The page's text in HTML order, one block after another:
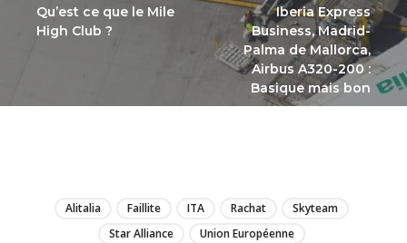
Qu’est ce que le Mile
High Club ?
Iberia Express
Business, Madrid-
Palma de Mallorca,
Airbus A320-200 :
Basique mais bon
Alitalia Faillite ITA Rachat
Skyteam
Star Alliance
Union Européenne